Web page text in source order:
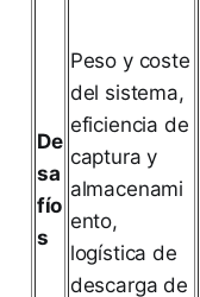
De
sa
fío
s
Peso y coste
del sistema,
eficiencia de
captura y
almacenami
ento,
logística de
descarga de